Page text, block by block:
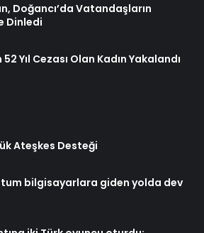
Doğancı’da Vatandaşların
Dinledi
52 Yıl Cezası Olan Kadın Yakalandı
Ateşkes Desteği
bilgisayarlara giden yolda dev